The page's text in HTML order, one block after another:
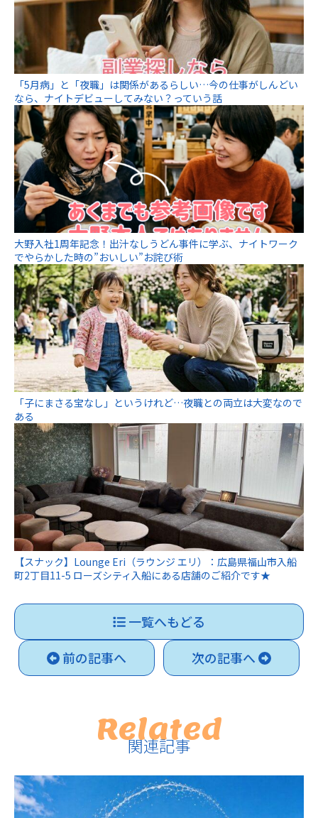
「5月病」と「夜職」は関係があるらしい…今の仕事がしんどい
なら、ナイトデビューしてみない？っていう話
大野入社1周年記念！出汁なしうどん事件に学ぶ、ナイトワーク
でやらかした時の”おいしい”お詫び術
「子にまさる宝なし」というけれど…夜職との両立は大変なので
ある
【スナック】Lounge Eri（ラウンジ エリ）：広島県福山市入船
町2丁目11-5 ローズシティ入船にある店舗のご紹介です★
一覧へもどる
前の記事へ
次の記事へ
Related
関連記事